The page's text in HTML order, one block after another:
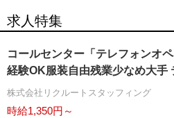
求人特集
コールセンター「テレフォンオ
経験OK服装自由残業少なめ大手
株式会社リクルートスタッフィング
時給1,350円～